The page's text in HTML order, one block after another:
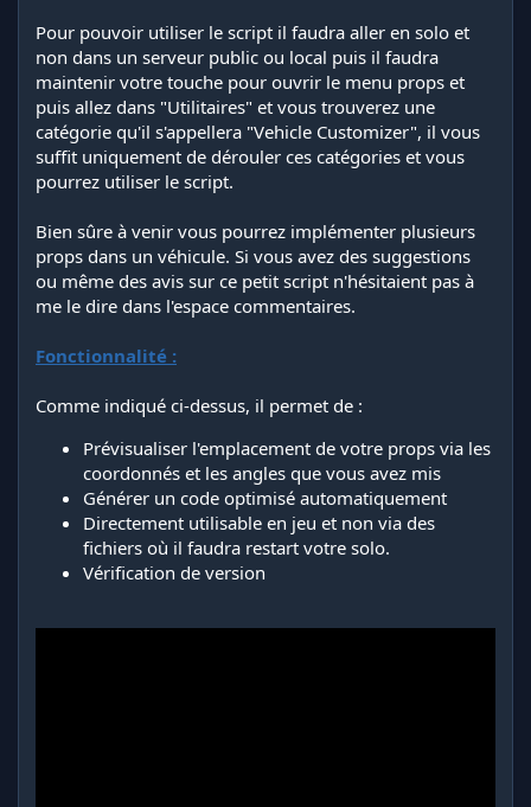
Pour pouvoir utiliser le script il faudra aller en solo et
non dans un serveur public ou local puis il faudra
maintenir votre touche pour ouvrir le menu props et
puis allez dans "Utilitaires" et vous trouverez une
catégorie qu'il s'appellera "Vehicle Customizer", il vous
suffit uniquement de dérouler ces catégories et vous
pourrez utiliser le script.
Bien sûre à venir vous pourrez implémenter plusieurs
props dans un véhicule. Si vous avez des suggestions
ou même des avis sur ce petit script n'hésitaient pas à
me le dire dans l'espace commentaires.
Fonctionnalité :
Comme indiqué ci-dessus, il permet de :
Prévisualiser l'emplacement de votre props via les
coordonnés et les angles que vous avez mis
Générer un code optimisé automatiquement
Directement utilisable en jeu et non via des
fichiers où il faudra restart votre solo.
Vérification de version